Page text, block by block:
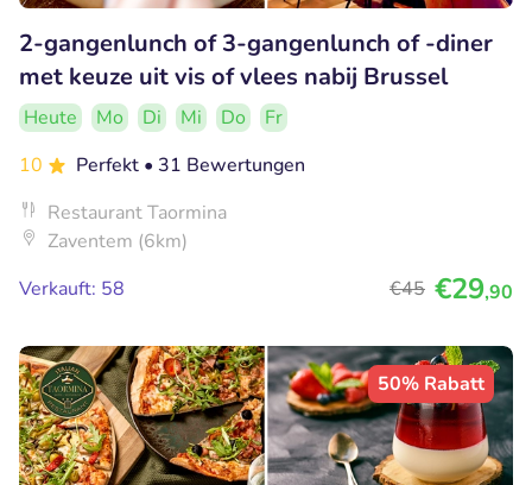
2-gangenlunch of 3-gangenlunch of -diner
met keuze uit vis of vlees nabij Brussel
Heute Mo Di Mi Do
Fr
10
Perfekt • 31 Bewertungen
Restaurant Taormina
Zaventem (6km)
Verkauft: 58
€45 €29,90
50% Rabatt